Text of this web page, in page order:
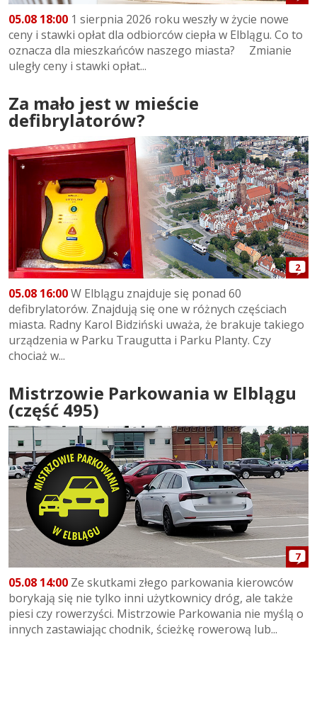
05.08 18:00 1 sierpnia 2026 roku weszły w życie nowe
ceny i stawki opłat dla odbiorców ciepła w Elblągu. Co to
oznacza dla mieszkańców naszego miasta? Zmianie
uległy ceny i stawki opłat...
Za mało jest w mieście
defibrylatorów?
2
05.08 16:00W Elblągu znajduje się ponad 60
defibrylatorów. Znajdują się one w różnych częściach
miasta. Radny Karol Bidziński uważa, że brakuje takiego
urządzenia w Parku Traugutta i Parku Planty. Czy
chociaż w...
Mistrzowie Parkowania w Elblągu
(część 495)
7
05.08 14:00 Ze skutkami złego parkowania kierowców
borykają się nie tylko inni użytkownicy dróg, ale także
piesi czy rowerzyści. Mistrzowie Parkowania nie myślą o
innych zastawiając chodnik, ścieżkę rowerową lub...